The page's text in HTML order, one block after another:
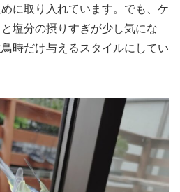
に取り入れています。でも、ケ
塩分の摂りすぎが少し気にな
時だけ与えるスタイルにしてい